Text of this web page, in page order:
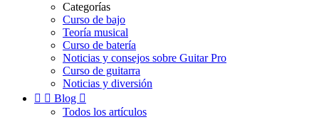
Categorías
Curso de bajo
Teoría musical
Curso de batería
Noticias y consejos sobre Guitar Pro
Curso de guitarra
Noticias y diversión
  Blog 
Todos los artículos